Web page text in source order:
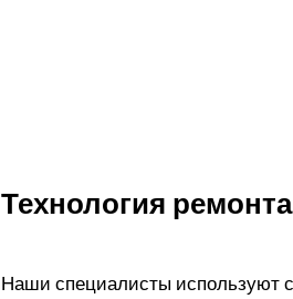
Технология
Наши специалисты используют